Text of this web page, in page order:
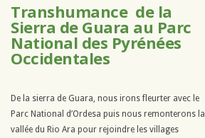
Transhumance de la
Sierra de Guara au Parc
National des Pyrénées
Occidentales
De la sierra de Guara, nous irons fleurter avec le
Parc National d’Ordesa puis nous remonterons la
vallée du Rio Ara pour rejoindre les villages